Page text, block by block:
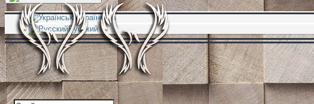
Українська
Русский